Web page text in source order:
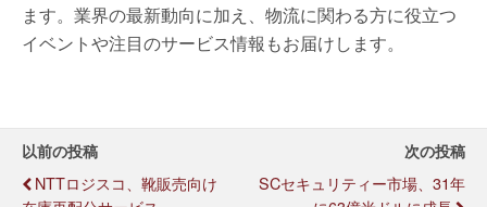
ます。業界の最新動向に加え、物流に関わる方に役立つ
イベントや注目のサービス情報もお届けします。
以前の投稿
NTTロジスコ、靴販売向け
次の投稿
SCセキュリティー市場、31年